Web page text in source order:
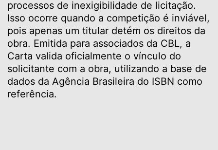
processos de inexigibilidade de licitação.
Isso ocorre quando a competição é inviável,
pois apenas um titular detém os direitos da
obra. Emitida para associados da CBL, a
Carta valida oficialmente o vínculo do
solicitante com a obra, utilizando a base de
dados da Agência Brasileira do ISBN como
referência.